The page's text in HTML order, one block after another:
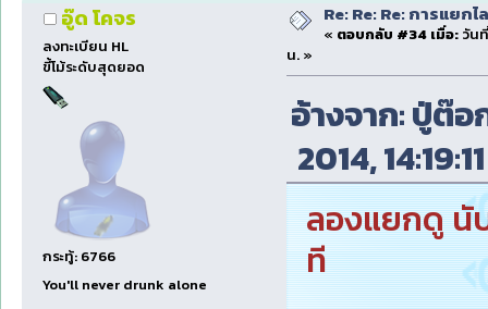
อู๊ด โคจร
ลงทะเบียน HL
ขี้โม้ระดับสุดยอด
กระทู้: 6766
You'll never drunk alone
Re: Re: Re: การแยก
« ตอบกลับ #34 เมื่อ:วันที่
น. »
อ้างจาก: ปู่ต๊
2014,
ลองแยกดู นั
ที